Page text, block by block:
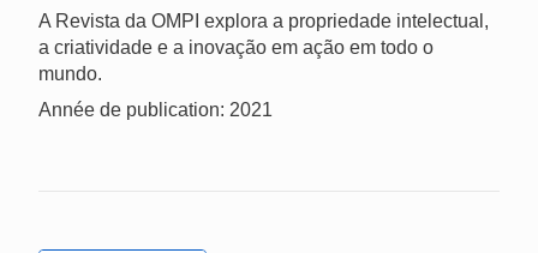
A Revista da OMPI explora a propriedade intelectual,
a criatividade e a inovação em ação em todo o
mundo.
Année de publication: 2021